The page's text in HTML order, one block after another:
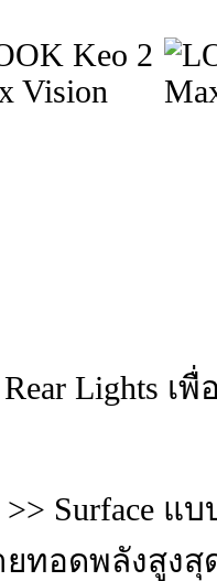
Rear Lights
>> Surface แ
ยทอดพลังสูงสุ